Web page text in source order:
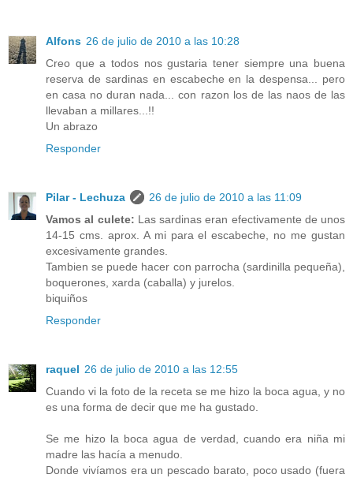
Alfons 26 de julio de 2010 a las 10:28
Creo que a todos nos gustaria tener siempre una buena
reserva de sardinas en escabeche en la despensa... pero
en casa no duran nada... con razon los de las naos de las
llevaban a millares...!!
Un abrazo
Responder
Pilar - Lechuza
26 de julio de 2010 a las 11:09
Vamos al culete: Las sardinas eran efectivamente de unos
14-15 cms. aprox. A mi para el escabeche, no me gustan
excesivamente grandes.
Tambien se puede hacer con parrocha (sardinilla pequeña),
boquerones, xarda (caballa) y jurelos.
biquiños
Responder
raquel 26 de julio de 2010 a las 12:55
Cuando vi la foto de la receta se me hizo la boca agua, y no
es una forma de decir que me ha gustado.
Se me hizo la boca agua de verdad, cuando era niña mi
madre las hacía a menudo.
Donde vivíamos era un pescado barato, poco usado (fuera